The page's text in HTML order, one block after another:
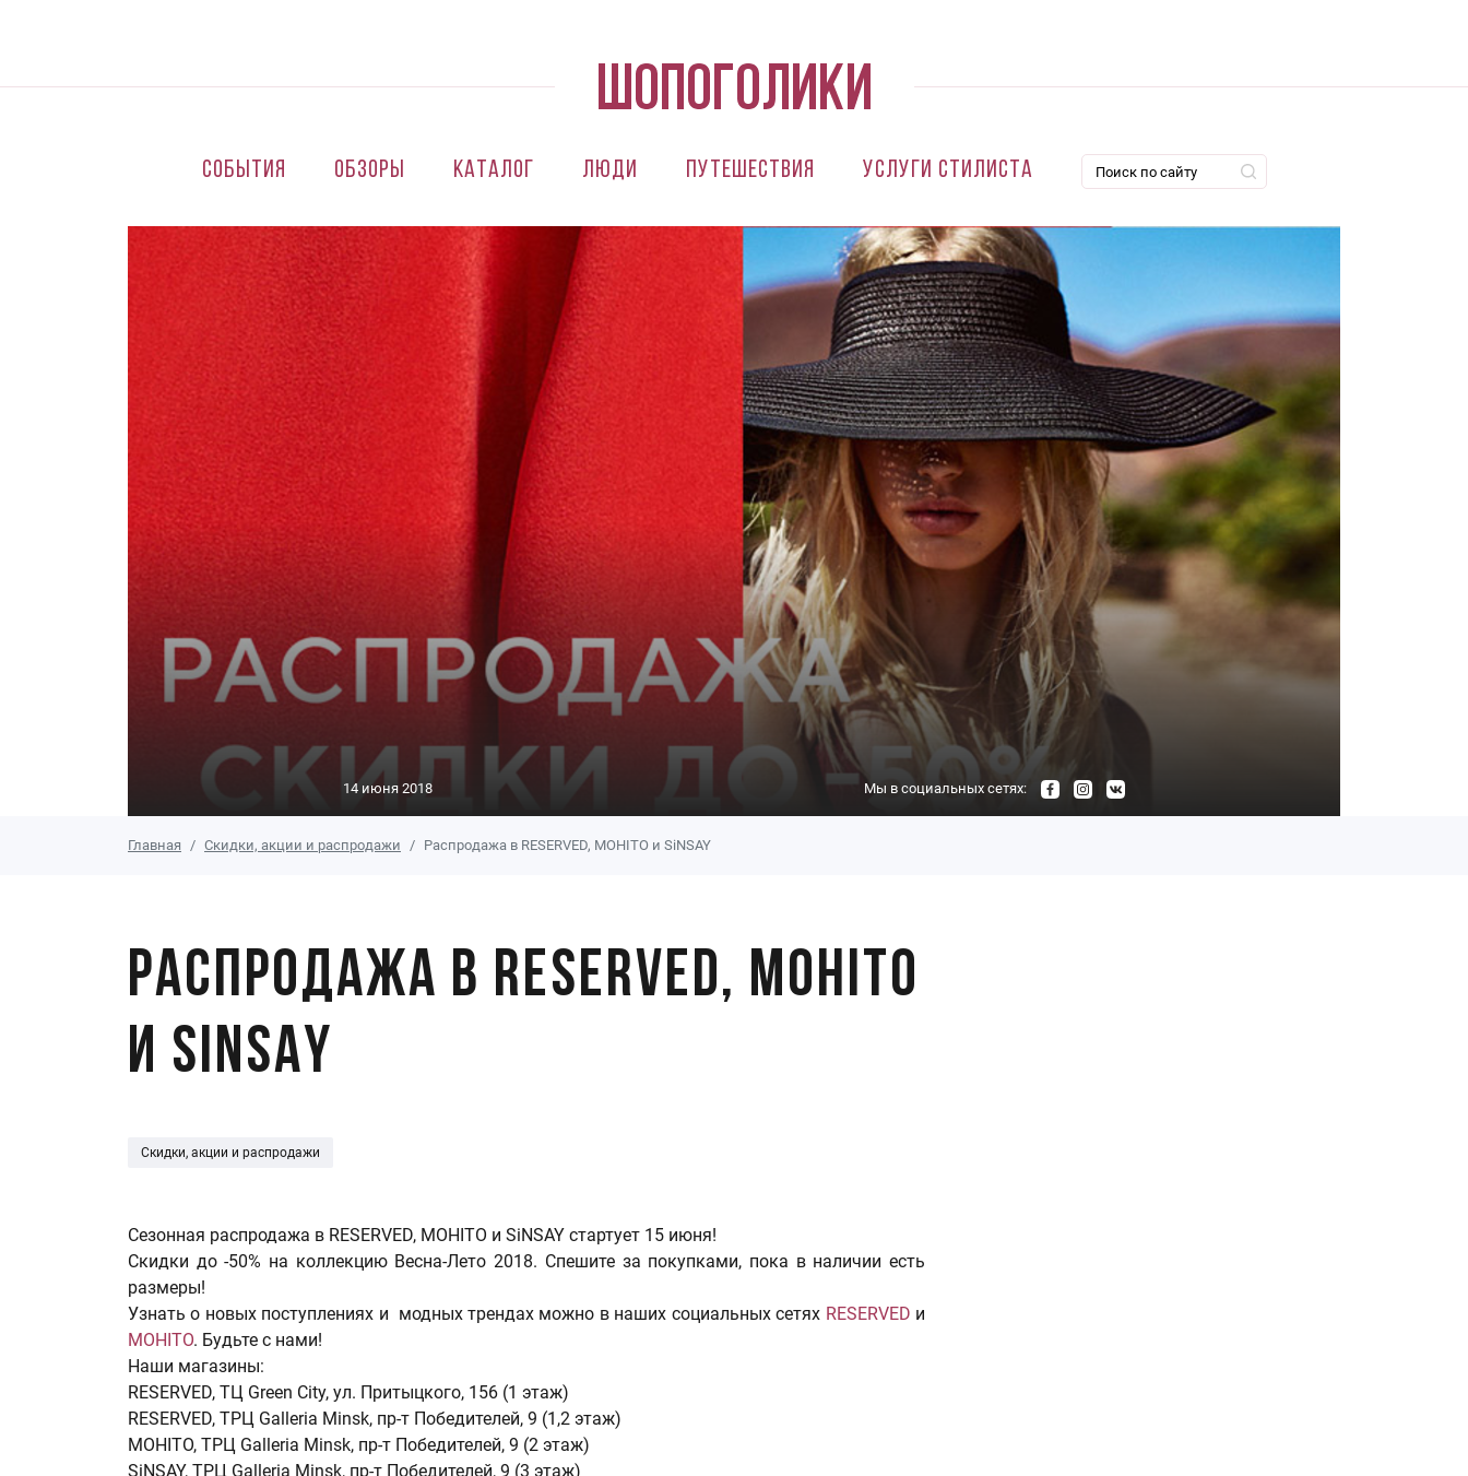
События Обзоры Каталог Люди Путешествия Услуги стилиста
14 июня 2018 Мы в социальных сетях:
Главная Скидки, акции и распродажи Распродажа в RESERVED, MOHITO и SiNSAY
Распродажа в RESERVED, MOHITO
и SiNSAY
Скидки, акции и распродажи
Сезонная распродажа в RESERVED, MOHITO и SiNSAY стартует 15 июня!
Скидки до -50% на коллекцию Весна-Лето 2018. Спешите за покупками, пока в наличии есть
размеры!
Узнать о новых поступлениях и модных трендах можно в наших социальных сетях RESERVED и
MOHITO. Будьте с нами!
Наши магазины:
RESERVED, ТЦ Green City, ул. Притыцкого, 156 (1 этаж)
RESERVED, ТРЦ Galleria Minsk, пр-т Победителей, 9 (1,2 этаж)
MOHITO, ТРЦ Galleria Minsk, пр-т Победителей, 9 (2 этаж)
SiNSAY, ТРЦ Galleria Minsk, пр-т Победителей, 9 (3 этаж)